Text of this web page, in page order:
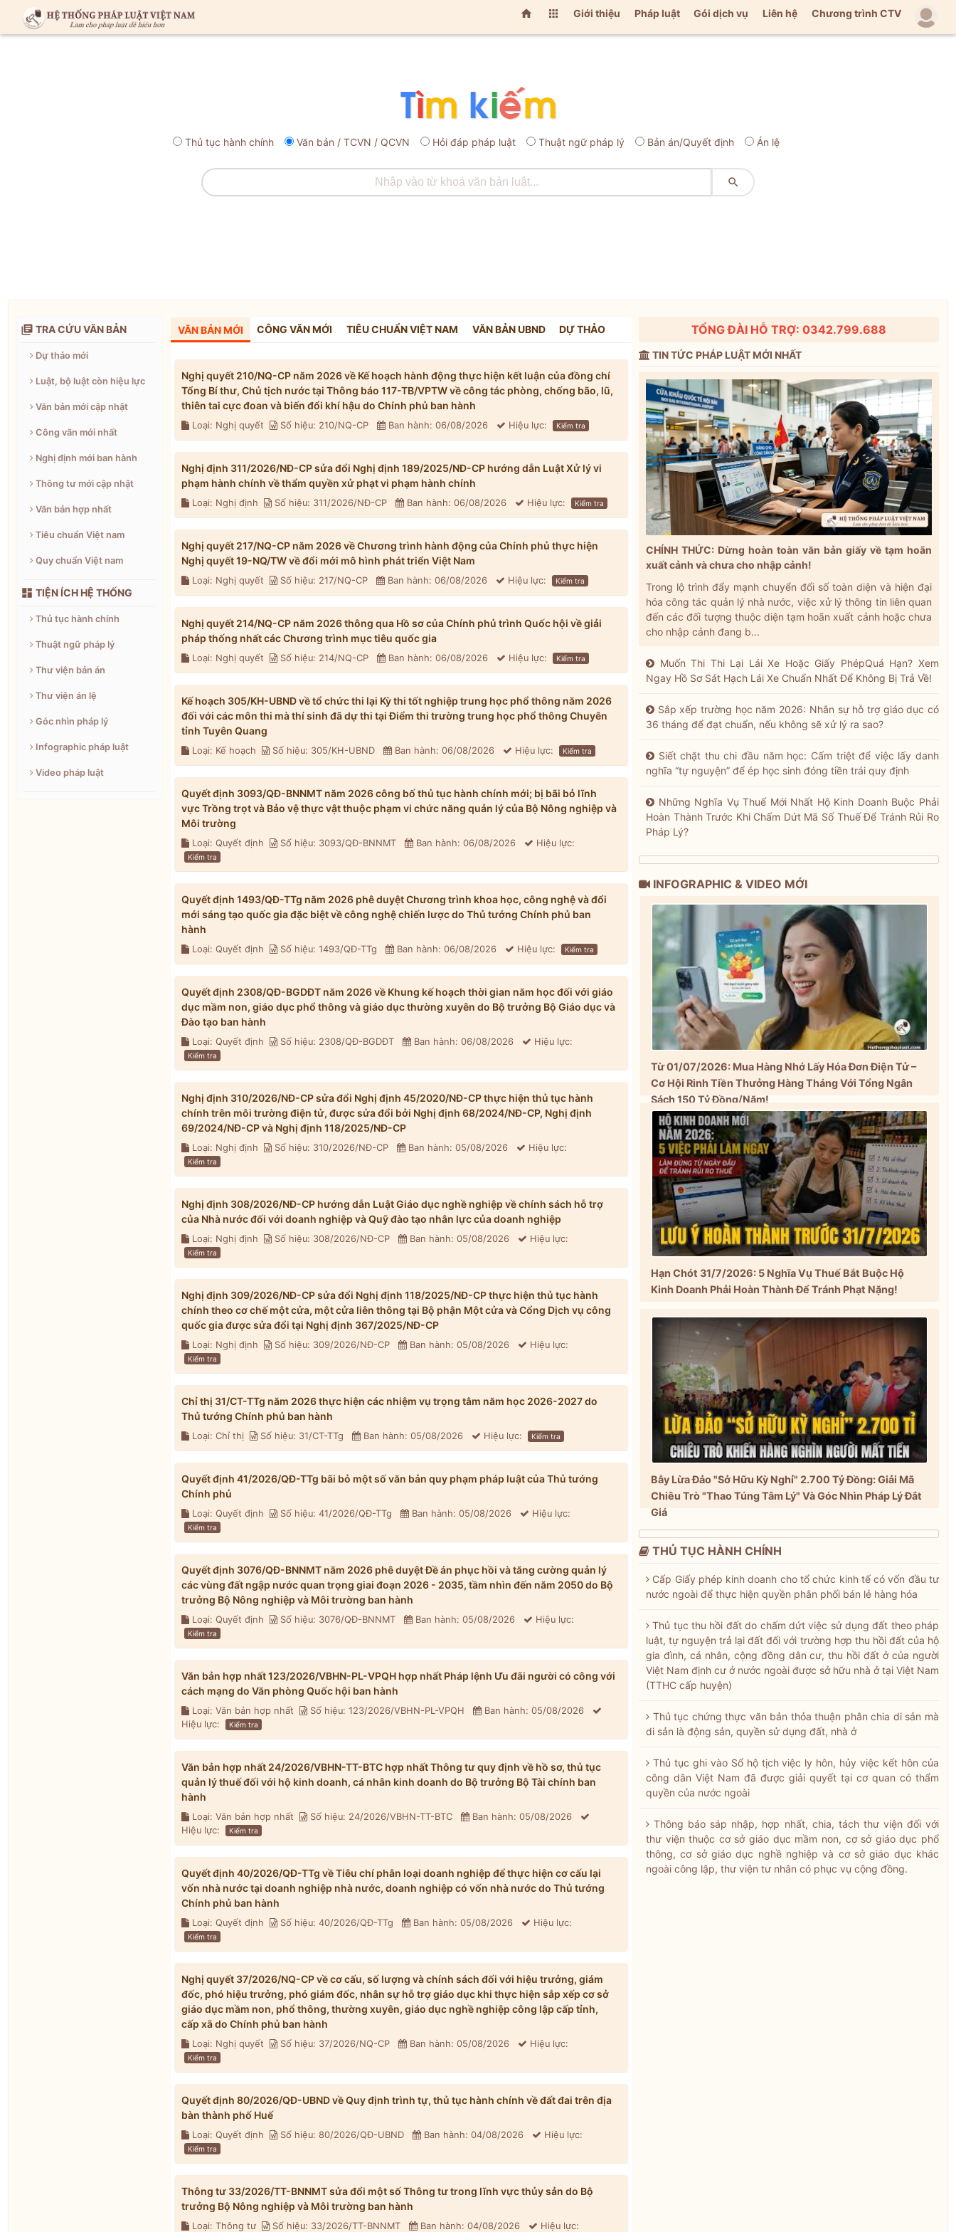
  Giới thiệu Pháp luật Gói dịch vụ Liên hệ Chương trình CTV
Thủ tục hành chính Văn bản / TCVN / QCVN Hỏi đáp pháp luật Thuật ngữ pháp lý Bản án/Quyết định Án lệ

 TRA CỨU VĂN BẢN
Dự thảo mới
Luật, bộ luật còn hiệu lực
Văn bản mới cập nhật
Công văn mới nhất
Nghị định mới ban hành
Thông tư mới cập nhật
Văn bản hợp nhất
Tiêu chuẩn Việt nam
Quy chuẩn Việt nam
 TIỆN ÍCH HỆ THỐNG
Thủ tục hành chính
Thuật ngữ pháp lý
Thư viện bản án
Thư viện án lệ
Góc nhìn pháp lý
Infographic pháp luật
Video pháp luật
VĂN BẢN MỚI CÔNG VĂN MỚI TIÊU CHUẨN VIỆT NAM VĂN BẢN UBND DỰ THẢO
Nghị quyết 210/NQ-CP năm 2026 về Kế hoạch hành động thực hiện kết luận của đồng chí
Tổng Bí thư, Chủ tịch nước tại Thông báo 117-TB/VPTW về công tác phòng, chống bão, lũ,
thiên tai cực đoan và biến đổi khí hậu do Chính phủ ban hành
Loại: Nghị quyết Số hiệu: 210/NQ-CP Ban hành: 06/08/2026 Hiệu lực: Kiểm tra
Nghị định 311/2026/NĐ-CP sửa đổi Nghị định 189/2025/NĐ-CP hướng dẫn Luật Xử lý vi
phạm hành chính về thẩm quyền xử phạt vi phạm hành chính
Loại: Nghị định Số hiệu: 311/2026/NĐ-CP Ban hành: 06/08/2026 Hiệu lực: Kiểm tra
Nghị quyết 217/NQ-CP năm 2026 về Chương trình hành động của Chính phủ thực hiện
Nghị quyết 19-NQ/TW về đổi mới mô hình phát triển Việt Nam
Loại: Nghị quyết Số hiệu: 217/NQ-CP Ban hành: 06/08/2026 Hiệu lực: Kiểm tra
Nghị quyết 214/NQ-CP năm 2026 thông qua Hồ sơ của Chính phủ trình Quốc hội về giải
pháp thống nhất các Chương trình mục tiêu quốc gia
Loại: Nghị quyết Số hiệu: 214/NQ-CP Ban hành: 06/08/2026 Hiệu lực: Kiểm tra
Kế hoạch 305/KH-UBND về tổ chức thi lại Kỳ thi tốt nghiệp trung học phổ thông năm 2026
đối với các môn thi mà thí sinh đã dự thi tại Điểm thi trường trung học phổ thông Chuyên
tỉnh Tuyên Quang
Loại: Kế hoạch Số hiệu: 305/KH-UBND Ban hành: 06/08/2026 Hiệu lực: Kiểm tra
Quyết định 3093/QĐ-BNNMT năm 2026 công bố thủ tục hành chính mới; bị bãi bỏ lĩnh
vực Trồng trọt và Bảo vệ thực vật thuộc phạm vi chức năng quản lý của Bộ Nông nghiệp và
Môi trường
Loại: Quyết định Số hiệu: 3093/QĐ-BNNMT Ban hành: 06/08/2026 Hiệu lực:
Kiểm tra
Quyết định 1493/QĐ-TTg năm 2026 phê duyệt Chương trình khoa học, công nghệ và đổi
mới sáng tạo quốc gia đặc biệt về công nghệ chiến lược do Thủ tướng Chính phủ ban
hành
Loại: Quyết định Số hiệu: 1493/QĐ-TTg Ban hành: 06/08/2026 Hiệu lực: Kiểm tra
Quyết định 2308/QĐ-BGDĐT năm 2026 về Khung kế hoạch thời gian năm học đối với giáo
dục mầm non, giáo dục phổ thông và giáo dục thường xuyên do Bộ trưởng Bộ Giáo dục và
Đào tạo ban hành
Loại: Quyết định Số hiệu: 2308/QĐ-BGDĐT Ban hành: 06/08/2026 Hiệu lực:
Kiểm tra
Nghị định 310/2026/NĐ-CP sửa đổi Nghị định 45/2020/NĐ-CP thực hiện thủ tục hành
chính trên môi trường điện tử, được sửa đổi bởi Nghị định 68/2024/NĐ-CP, Nghị định
69/2024/NĐ-CP và Nghị định 118/2025/NĐ-CP
Loại: Nghị định Số hiệu: 310/2026/NĐ-CP Ban hành: 05/08/2026 Hiệu lực:
Kiểm tra
Nghị định 308/2026/NĐ-CP hướng dẫn Luật Giáo dục nghề nghiệp về chính sách hỗ trợ
của Nhà nước đối với doanh nghiệp và Quỹ đào tạo nhân lực của doanh nghiệp
Loại: Nghị định Số hiệu: 308/2026/NĐ-CP Ban hành: 05/08/2026 Hiệu lực:
Kiểm tra
Nghị định 309/2026/NĐ-CP sửa đổi Nghị định 118/2025/NĐ-CP thực hiện thủ tục hành
chính theo cơ chế một cửa, một cửa liên thông tại Bộ phận Một cửa và Cổng Dịch vụ công
quốc gia được sửa đổi tại Nghị định 367/2025/NĐ-CP
Loại: Nghị định Số hiệu: 309/2026/NĐ-CP Ban hành: 05/08/2026 Hiệu lực:
Kiểm tra
Chỉ thị 31/CT-TTg năm 2026 thực hiện các nhiệm vụ trọng tâm năm học 2026-2027 do
Thủ tướng Chính phủ ban hành
Loại: Chỉ thị Số hiệu: 31/CT-TTg Ban hành: 05/08/2026 Hiệu lực: Kiểm tra
Quyết định 41/2026/QĐ-TTg bãi bỏ một số văn bản quy phạm pháp luật của Thủ tướng
Chính phủ
Loại: Quyết định Số hiệu: 41/2026/QĐ-TTg Ban hành: 05/08/2026 Hiệu lực:
Kiểm tra
Quyết định 3076/QĐ-BNNMT năm 2026 phê duyệt Đề án phục hồi và tăng cường quản lý
các vùng đất ngập nước quan trọng giai đoạn 2026 - 2035, tầm nhìn đến năm 2050 do Bộ
trưởng Bộ Nông nghiệp và Môi trường ban hành
Loại: Quyết định Số hiệu: 3076/QĐ-BNNMT Ban hành: 05/08/2026 Hiệu lực:
Kiểm tra
Văn bản hợp nhất 123/2026/VBHN-PL-VPQH hợp nhất Pháp lệnh Ưu đãi người có công với
cách mạng do Văn phòng Quốc hội ban hành
Loại: Văn bản hợp nhất Số hiệu: 123/2026/VBHN-PL-VPQH
Ban hành: 05/08/2026
Hiệu lực:
Kiểm tra
Văn bản hợp nhất 24/2026/VBHN-TT-BTC hợp nhất Thông tư quy định về hồ sơ, thủ tục
quản lý thuế đối với hộ kinh doanh, cá nhân kinh doanh do Bộ trưởng Bộ Tài chính ban
hành
Loại: Văn bản hợp nhất Số hiệu: 24/2026/VBHN-TT-BTC
Ban hành: 05/08/2026
Hiệu lực:
Kiểm tra
Quyết định 40/2026/QĐ-TTg về Tiêu chí phân loại doanh nghiệp để thực hiện cơ cấu lại
vốn nhà nước tại doanh nghiệp nhà nước, doanh nghiệp có vốn nhà nước do Thủ tướng
Chính phủ ban hành
Loại: Quyết định Số hiệu: 40/2026/QĐ-TTg Ban hành: 05/08/2026 Hiệu lực:
Kiểm tra
Nghị quyết 37/2026/NQ-CP về cơ cấu, số lượng và chính sách đối với hiệu trưởng, giám
đốc, phó hiệu trưởng, phó giám đốc, nhân sự hỗ trợ giáo dục khi thực hiện sắp xếp cơ sở
giáo dục mầm non, phổ thông, thường xuyên, giáo dục nghề nghiệp công lập cấp tỉnh,
cấp xã do Chính phủ ban hành
Loại: Nghị quyết Số hiệu: 37/2026/NQ-CP Ban hành: 05/08/2026 Hiệu lực:
Kiểm tra
Quyết định 80/2026/QĐ-UBND về Quy định trình tự, thủ tục hành chính về đất đai trên địa
bàn thành phố Huế
Loại: Quyết định Số hiệu: 80/2026/QĐ-UBND Ban hành: 04/08/2026 Hiệu lực:
Kiểm tra
Thông tư 33/2026/TT-BNNMT sửa đổi một số Thông tư trong lĩnh vực thủy sản do Bộ
trưởng Bộ Nông nghiệp và Môi trường ban hành
Loại: Thông tư Số hiệu: 33/2026/TT-BNNMT Ban hành: 04/08/2026 Hiệu lực:
TỔNG ĐÀI HỖ TRỢ: 0342.799.688
TIN TỨC PHÁP LUẬT MỚI NHẤT
CHÍNH THỨC: Dừng hoàn toàn văn bản giấy về tạm hoãn
xuất cảnh và chưa cho nhập cảnh!
Trong lộ trình đẩy mạnh chuyển đổi số toàn diện và hiện đại
hóa công tác quản lý nhà nước, việc xử lý thông tin liên quan
đến các đối tượng thuộc diện tạm hoãn xuất cảnh hoặc chưa
cho nhập cảnh đang b...
Muốn Thi Thi Lại Lái Xe Hoặc Giấy PhépQuá Hạn? Xem
Ngay Hồ Sơ Sát Hạch Lái Xe Chuẩn Nhất Để Không Bị Trả Về!
Sắp xếp trường học năm 2026: Nhân sự hỗ trợ giáo dục có
36 tháng để đạt chuẩn, nếu không sẽ xử lý ra sao?
Siết chặt thu chi đầu năm học: Cấm triệt để việc lấy danh
nghĩa “tự nguyện” để ép học sinh đóng tiền trái quy định
Những Nghĩa Vụ Thuế Mới Nhất Hộ Kinh Doanh Buộc Phải
Hoàn Thành Trước Khi Chấm Dứt Mã Số Thuế Để Tránh Rủi Ro
Pháp Lý?
INFOGRAPHIC & VIDEO MỚI
Từ 01/07/2026: Mua Hàng Nhớ Lấy Hóa Đơn Điện Tử –
Cơ Hội Rinh Tiền Thưởng Hàng Tháng Với Tổng Ngân
Sách 150 Tỷ Đồng/Năm!
Hạn Chót 31/7/2026: 5 Nghĩa Vụ Thuế Bắt Buộc Hộ
Kinh Doanh Phải Hoàn Thành Để Tránh Phạt Nặng!
Bẫy Lừa Đảo "Sở Hữu Kỳ Nghỉ" 2.700 Tỷ Đồng: Giải Mã
Chiêu Trò "Thao Túng Tâm Lý" Và Góc Nhìn Pháp Lý Đắt
Giá
THỦ TỤC HÀNH CHÍNH
Cấp Giấy phép kinh doanh cho tổ chức kinh tế có vốn đầu tư
nước ngoài để thực hiện quyền phân phối bán lẻ hàng hóa
Thủ tục thu hồi đất do chấm dứt việc sử dụng đất theo pháp
luật, tự nguyện trả lại đất đối với trường hợp thu hồi đất của hộ
gia đình, cá nhân, cộng đồng dân cư, thu hồi đất ở của người
Việt Nam định cư ở nước ngoài được sở hữu nhà ở tại Việt Nam
(TTHC cấp huyện)
Thủ tục chứng thực văn bản thỏa thuận phân chia di sản mà
di sản là động sản, quyền sử dụng đất, nhà ở
Thủ tục ghi vào Sổ hộ tịch việc ly hôn, hủy việc kết hôn của
công dân Việt Nam đã được giải quyết tại cơ quan có thẩm
quyền của nước ngoài
Thông báo sáp nhập, hợp nhất, chia, tách thư viện đối với
thư viện thuộc cơ sở giáo dục mầm non, cơ sở giáo dục phổ
thông, cơ sở giáo dục nghề nghiệp và cơ sở giáo dục khác
ngoài công lập, thư viện tư nhân có phục vụ cộng đồng.